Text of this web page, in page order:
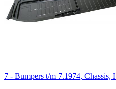
7 - Bumpers t/m 7.1974, Chassis,